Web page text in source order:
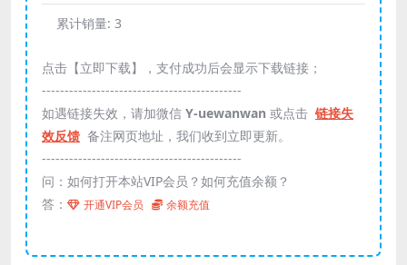
累计销量: 3
点击【立即下载】，支付成功后会显示下载链接；
--------------------------------------------
如遇链接失效，请加微信 Y-uewanwan 或点击 链接失
效反馈 备注网页地址，我们收到立即更新。
--------------------------------------------
问：如何打开本站VIP会员？如何充值余额？
答：
开通VIP会员 余额充值